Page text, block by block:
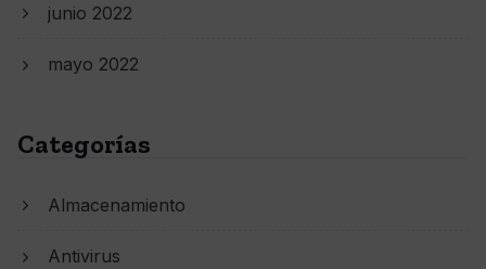
junio 2022
mayo 2022
Categorías
Almacenamiento
Antivirus